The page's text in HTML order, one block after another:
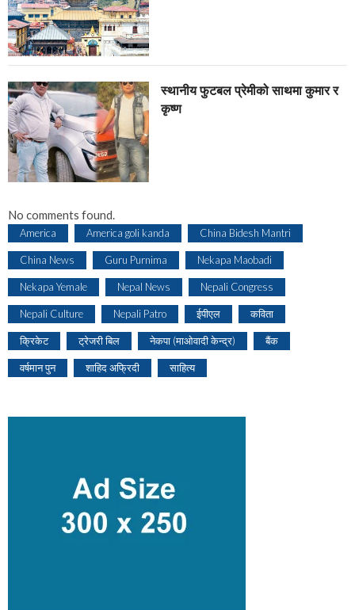
स्थानीय फुटबल प्रेमीको साथमा कुमार र
कृष्ण
No comments found.
America America goli kanda China Bidesh Mantri
China News Guru Purnima Nekapa Maobadi
Nekapa Yemale Nepal News Nepali Congress
Nepali Culture Nepali Patro ईपीएल कविता
क्रिकेट ट्रेजरी बिल नेकपा (माओवादी केन्द्र) बैंक
वर्षमान पुन शाहिद अफ्रिदी साहित्य